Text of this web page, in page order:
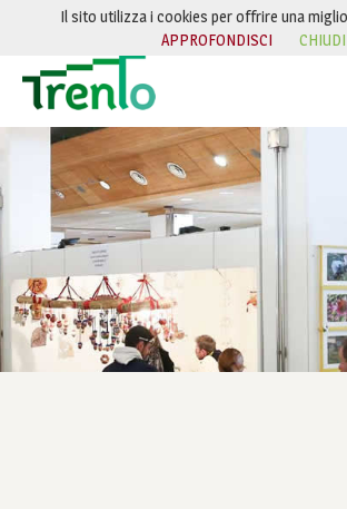
Salta al contenuto
Il sito utilizza i cookies per offrire una
APPROFONDISCI
CHIUDI